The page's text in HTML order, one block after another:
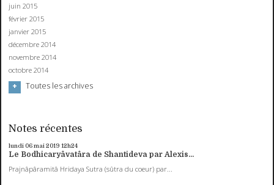
juin 2015
février 2015
janvier 2015
décembre 2014
novembre 2014
octobre 2014
Toutes les archives
Notes récentes
lundi 06mai 2019 12h24
Le Bodhicaryâvatâra de Shantideva par Alexis...
Prajnâpâramitâ Hridaya Sutra (sûtra du coeur) par...